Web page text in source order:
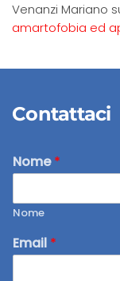
Venanzi Mariano
amartofobia ed
Contattaci
Nome*
Nome
Email *